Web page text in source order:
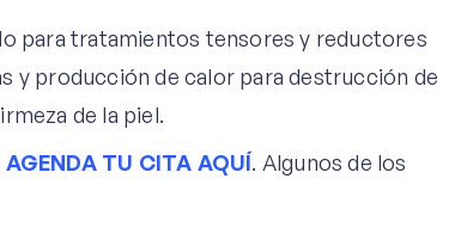
para tratamientos tensores y reductores
y producción de calor para destrucción de
de la piel.
AGENDA TU CITA AQUÍ. Algunos de los